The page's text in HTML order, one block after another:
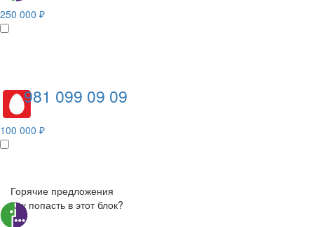
250 000 ₽
981 099 09 09
100 000 ₽
Горячие предложения
Как попасть в этот блок?